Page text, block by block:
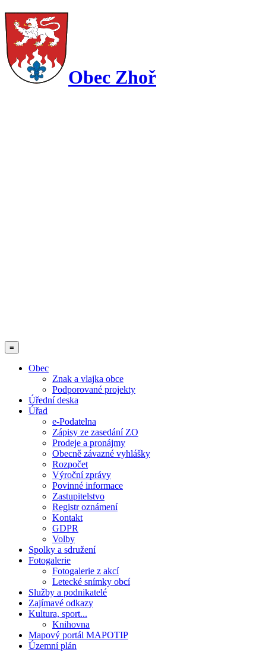
Obec Zhoř
≡
Obec
Znak a vlajka obce
Podporované projekty
Úřední deska
Úřad
e-Podatelna
Zápisy ze zasedání ZO
Prodeje a pronájmy
Obecně závazné vyhlášky
Rozpočet
Výroční zprávy
Povinné informace
Zastupitelstvo
Registr oznámení
Kontakt
GDPR
Volby
Spolky a sdružení
Fotogalerie
Fotogalerie z akcí
Letecké snímky obcí
Služby a podnikatelé
Zajímavé odkazy
Kultura, sport...
Knihovna
Mapový portál MAPOTIP
Územní plán